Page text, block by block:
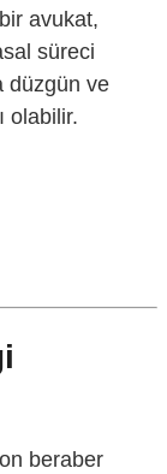
avukat,
süreci
düzgün ve
olabilir.
beraber